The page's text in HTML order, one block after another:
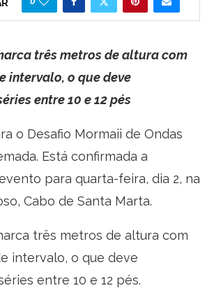
três metros de altura com
intervalo, o que deve
entre 10 e 12 pés
o Desafio Mormaii de Ondas
Está confirmada a
para quarta-feira, dia 2, na
Cabo de Santa Marta.
três metros de altura com
intervalo, o que deve
entre 10 e 12 pés.